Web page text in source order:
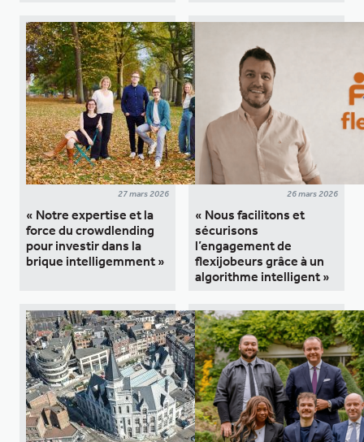
27 mars 2026
« Notre expertise et la
force du crowdlending
pour investir dans la
brique intelligemment »
26 mars 2026
« Nous facilitons et
sécurisons
l’engagement de
flexijobeurs grâce à un
algorithme intelligent »